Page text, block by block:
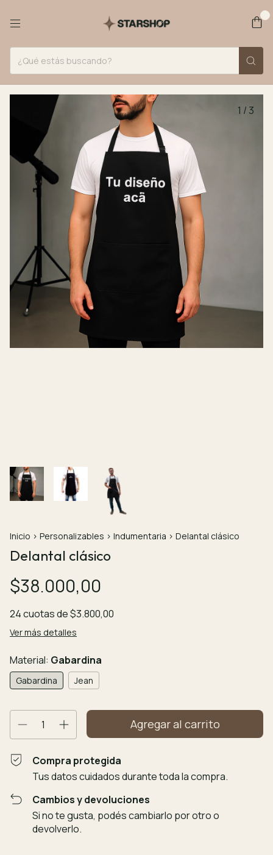
1 / 3
Inicio > Personalizables > Indumentaria > Delantal clásico
Delantal clásico
$38.000,00
24cuotas de$3.800,00
Ver más detalles
Material: Gabardina
Gabardina Jean
Compra protegida
Tus datos cuidados durante toda la compra.
Cambios y devoluciones
Si no te gusta, podés cambiarlo por otro o
devolverlo.